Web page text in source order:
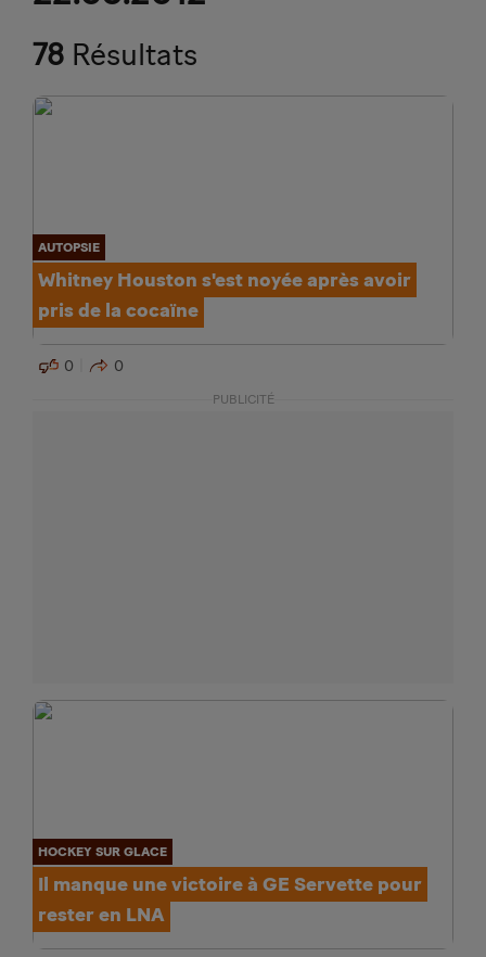
78 Résultats
AUTOPSIE
Whitney Houston s'est noyée après avoir
pris de la cocaïne
0 0
HOCKEY SUR GLACE
Il manque une victoire à GE Servette pour
rester en LNA
PUBLICITÉ